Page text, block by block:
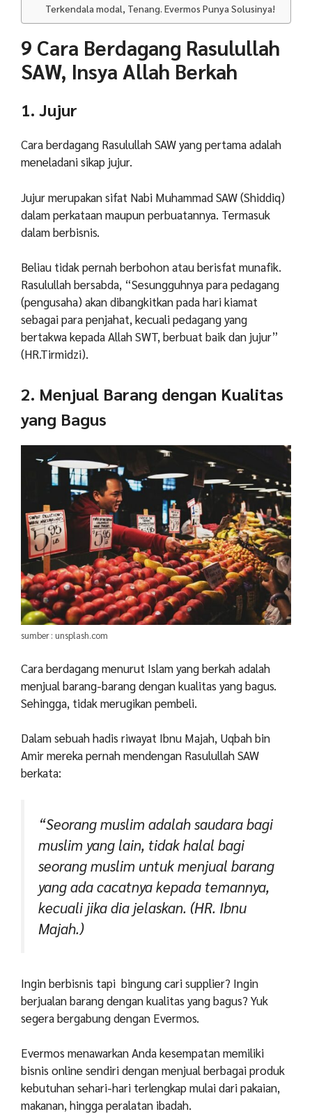
Terkendala modal, Tenang. Evermos Punya Solusinya!
9 Cara Berdagang Rasulullah
SAW, Insya Allah Berkah
1. Jujur
Cara berdagang Rasulullah SAW yang pertama adalah
meneladani sikap jujur.
Jujur merupakan sifat Nabi Muhammad SAW (Shiddiq)
dalam perkataan maupun perbuatannya. Termasuk
dalam berbisnis.
Beliau tidak pernah berbohon atau berisfat munafik.
Rasulullah bersabda, “Sesungguhnya para pedagang
(pengusaha) akan dibangkitkan pada hari kiamat
sebagai para penjahat, kecuali pedagang yang
bertakwa kepada Allah SWT, berbuat baik dan jujur”
(HR.Tirmidzi).
2. Menjual Barang dengan Kualitas
yang Bagus
sumber : unsplash.com
Cara berdagang menurut Islam yang berkah adalah
menjual barang-barang dengan kualitas yang bagus.
Sehingga, tidak merugikan pembeli.
Dalam sebuah hadis riwayat Ibnu Majah, Uqbah bin
Amir mereka pernah mendengan Rasulullah SAW
berkata:
“Seorang muslim adalah saudara bagi
muslim yang lain, tidak halal bagi
seorangmuslim untuk menjual barang
yang ada cacatnya kepada temannya,
kecuali jika dia jelaskan. (HR. Ibnu
Majah.)
Ingin berbisnis tapi bingung cari supplier? Ingin
berjualan barang dengan kualitas yang bagus? Yuk
segera bergabung dengan Evermos.
Evermos menawarkan Anda kesempatan memiliki
bisnis online sendiri dengan menjual berbagai produk
kebutuhan sehari-hari terlengkap mulai dari pakaian,
makanan, hingga peralatan ibadah.